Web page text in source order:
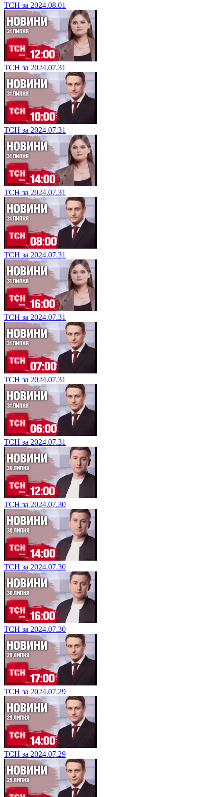
ТСН за 2024.08.01
ТСН за 2024.07.31
ТСН за 2024.07.31
ТСН за 2024.07.31
ТСН за 2024.07.31
ТСН за 2024.07.31
ТСН за 2024.07.31
ТСН за 2024.07.31
ТСН за 2024.07.30
ТСН за 2024.07.30
ТСН за 2024.07.30
ТСН за 2024.07.29
ТСН за 2024.07.29